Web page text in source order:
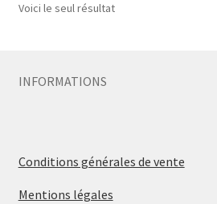
Voici le seul résultat
INFORMATIONS
Conditions générales de vente
Mentions légales